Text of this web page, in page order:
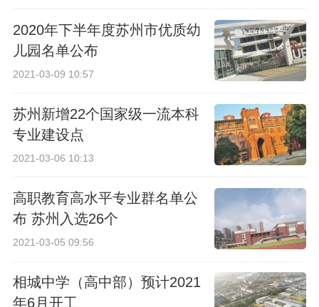
2020年下半年度苏州市优质幼
儿园名单公布
2021-03-09 10:57
苏州新增22个国家级一流本科
专业建设点
2021-03-06 10:13
高职教育高水平专业群名单公
布 苏州入选26个
2021-03-05 09:56
相城中学（高中部）预计2021
年6月开工